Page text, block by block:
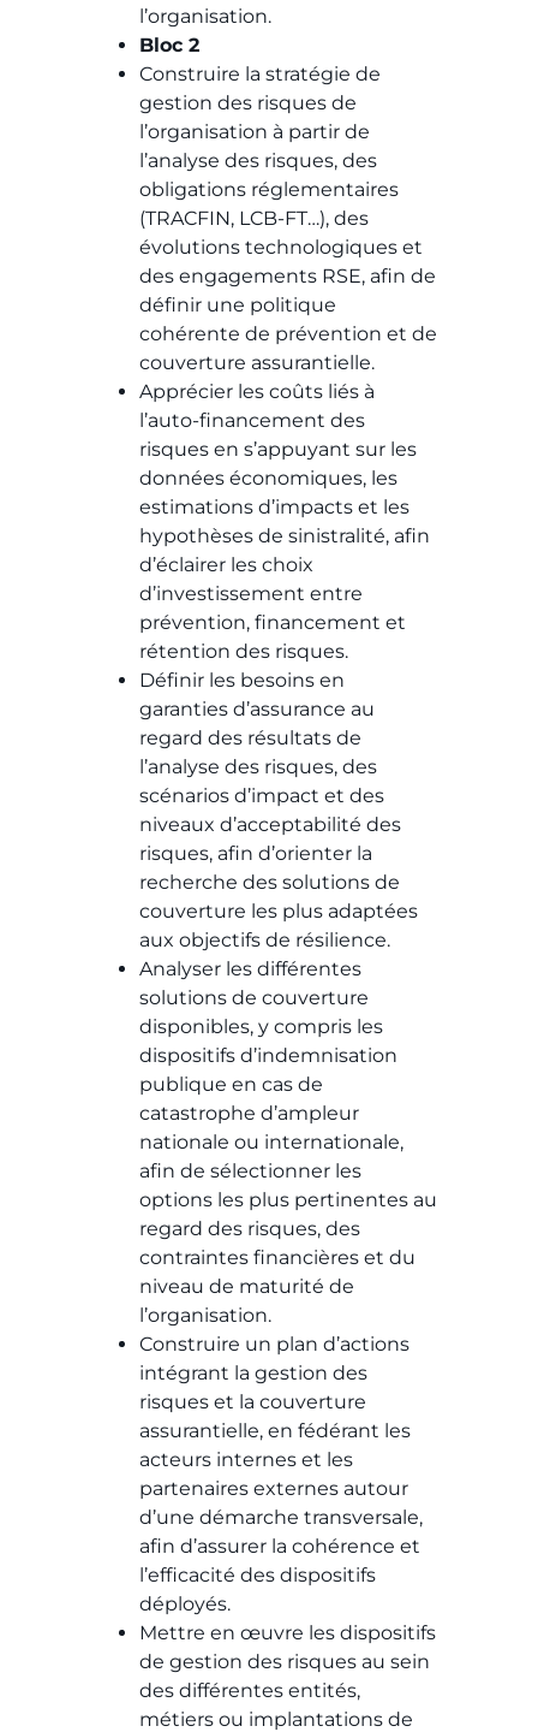
l’organisation.
Bloc 2
Construire la stratégie de
gestion des risques de
l’organisation à partir de
l’analyse des risques, des
obligations réglementaires
(TRACFIN, LCB-FT…), des
évolutions technologiques et
des engagements RSE, afin de
définir une politique
cohérente de prévention et de
couverture assurantielle.
Apprécier les coûts liés à
l’auto-financement des
risques en s’appuyant sur les
données économiques, les
estimations d’impacts et les
hypothèses de sinistralité, afin
d’éclairer les choix
d’investissement entre
prévention, financement et
rétention des risques.
Définir les besoins en
garanties d’assurance au
regard des résultats de
l’analyse des risques, des
scénarios d’impact et des
niveaux d’acceptabilité des
risques, afin d’orienter la
recherche des solutions de
couverture les plus adaptées
aux objectifs de résilience.
Analyser les différentes
solutions de couverture
disponibles, y compris les
dispositifs d’indemnisation
publique en cas de
catastrophe d’ampleur
nationale ou internationale,
afin de sélectionner les
options les plus pertinentes au
regard des risques, des
contraintes financières et du
niveau de maturité de
l’organisation.
Construire un plan d’actions
intégrant la gestion des
risques et la couverture
assurantielle, en fédérant les
acteurs internes et les
partenaires externes autour
d’une démarche transversale,
afin d’assurer la cohérence et
l’efficacité des dispositifs
déployés.
Mettre en œuvre les dispositifs
de gestion des risques au sein
des différentes entités,
métiers ou implantations de